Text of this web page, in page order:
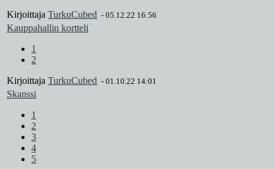
Kirjoittaja TurkuCubed - 05.12.22 16:56
Kauppahallin kortteli
1
2
Kirjoittaja TurkuCubed - 01.10.22 14:01
Skanssi
1
2
3
4
5